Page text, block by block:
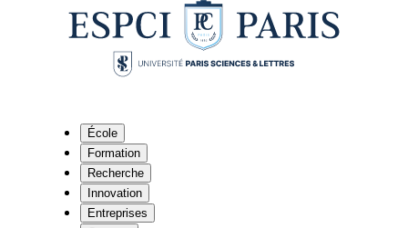
École
Formation
Recherche
Innovation
Entreprises